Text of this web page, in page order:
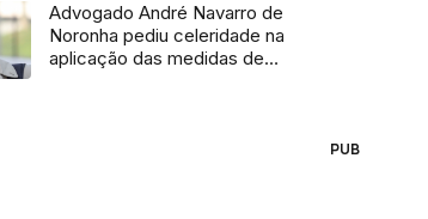
Advogado André Navarro de
Noronha pediu celeridade na
aplicação das medidas de
PUB